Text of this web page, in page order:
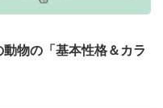
物の「基本性格＆カラ